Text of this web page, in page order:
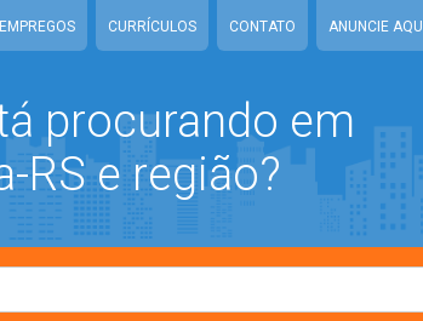
EMPREGOS CURRÍCULOS CONTATO ANUNCIE AQUI
procurando em
RS e região?